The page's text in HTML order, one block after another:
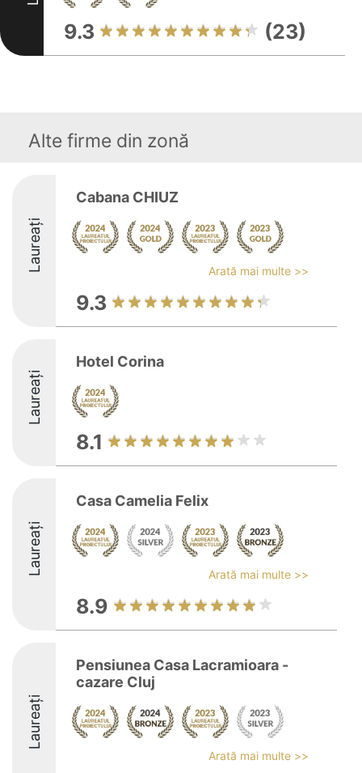
9.3 (23)
Alte firme din zonă
Laureați
Cabana CHIUZ
Arată mai multe >>
9.3
Laureați
Hotel Corina
8.1
Laureați
Casa Camelia Felix
Arată mai multe >>
8.9
Laureați
Pensiunea Casa Lacramioara -
cazare Cluj
Arată mai multe >>